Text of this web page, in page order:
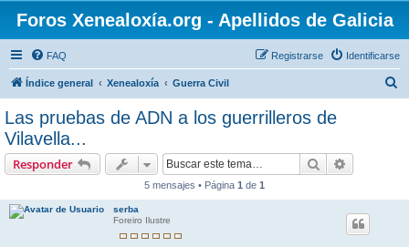
Foros Xenealoxía.org - Apellidos de Galicia
FAQ Identificarse
Registrarse
Índice general Xenealoxía Guerra Civil
Las pruebas de ADN a los guerrilleros de
Vilavella...
Responder Buscar
5 mensajes • Página 1 de 1
serba
Foreiro Ilustre